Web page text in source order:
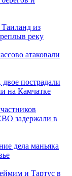
Таиланд из
реку
атаковали
пострадали
на Камчатке
задержали в
дела маньяка
и Тартус в